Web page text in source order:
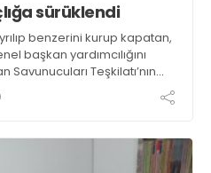
sürüklendi
benzerini kurup kapatan,
başkan yardımcılığını
açıklama yaptı.
yayına girerken de